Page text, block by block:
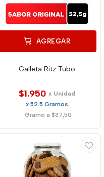
AGREGAR
Galleta Ritz Tubo
$1.950 x Unidad
x 52.5 Gramos
Gramo a $37,50